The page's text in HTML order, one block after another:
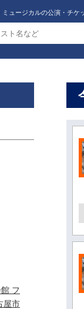
ュージカルの公演・チケ
フ
屋市